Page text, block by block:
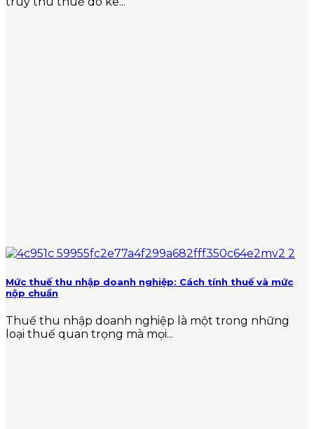
Mức thuế thu nhập doanh nghiệp: Cách tính thuế và mức
nộp chuẩn
Thuế thu nhập doanh nghiệp là một trong những
loại thuế quan trọng mà mọi...